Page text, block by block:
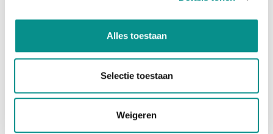
Alles toestaan
Selectie toestaan
Weigeren
De Sonnet M.2 8x4 Silent Gen4 PCIe kaart is een PCIe
48-baans PCIe 4.0 switch en x16 interface, ontworpen
om maximale prestaties te ondersteunen.